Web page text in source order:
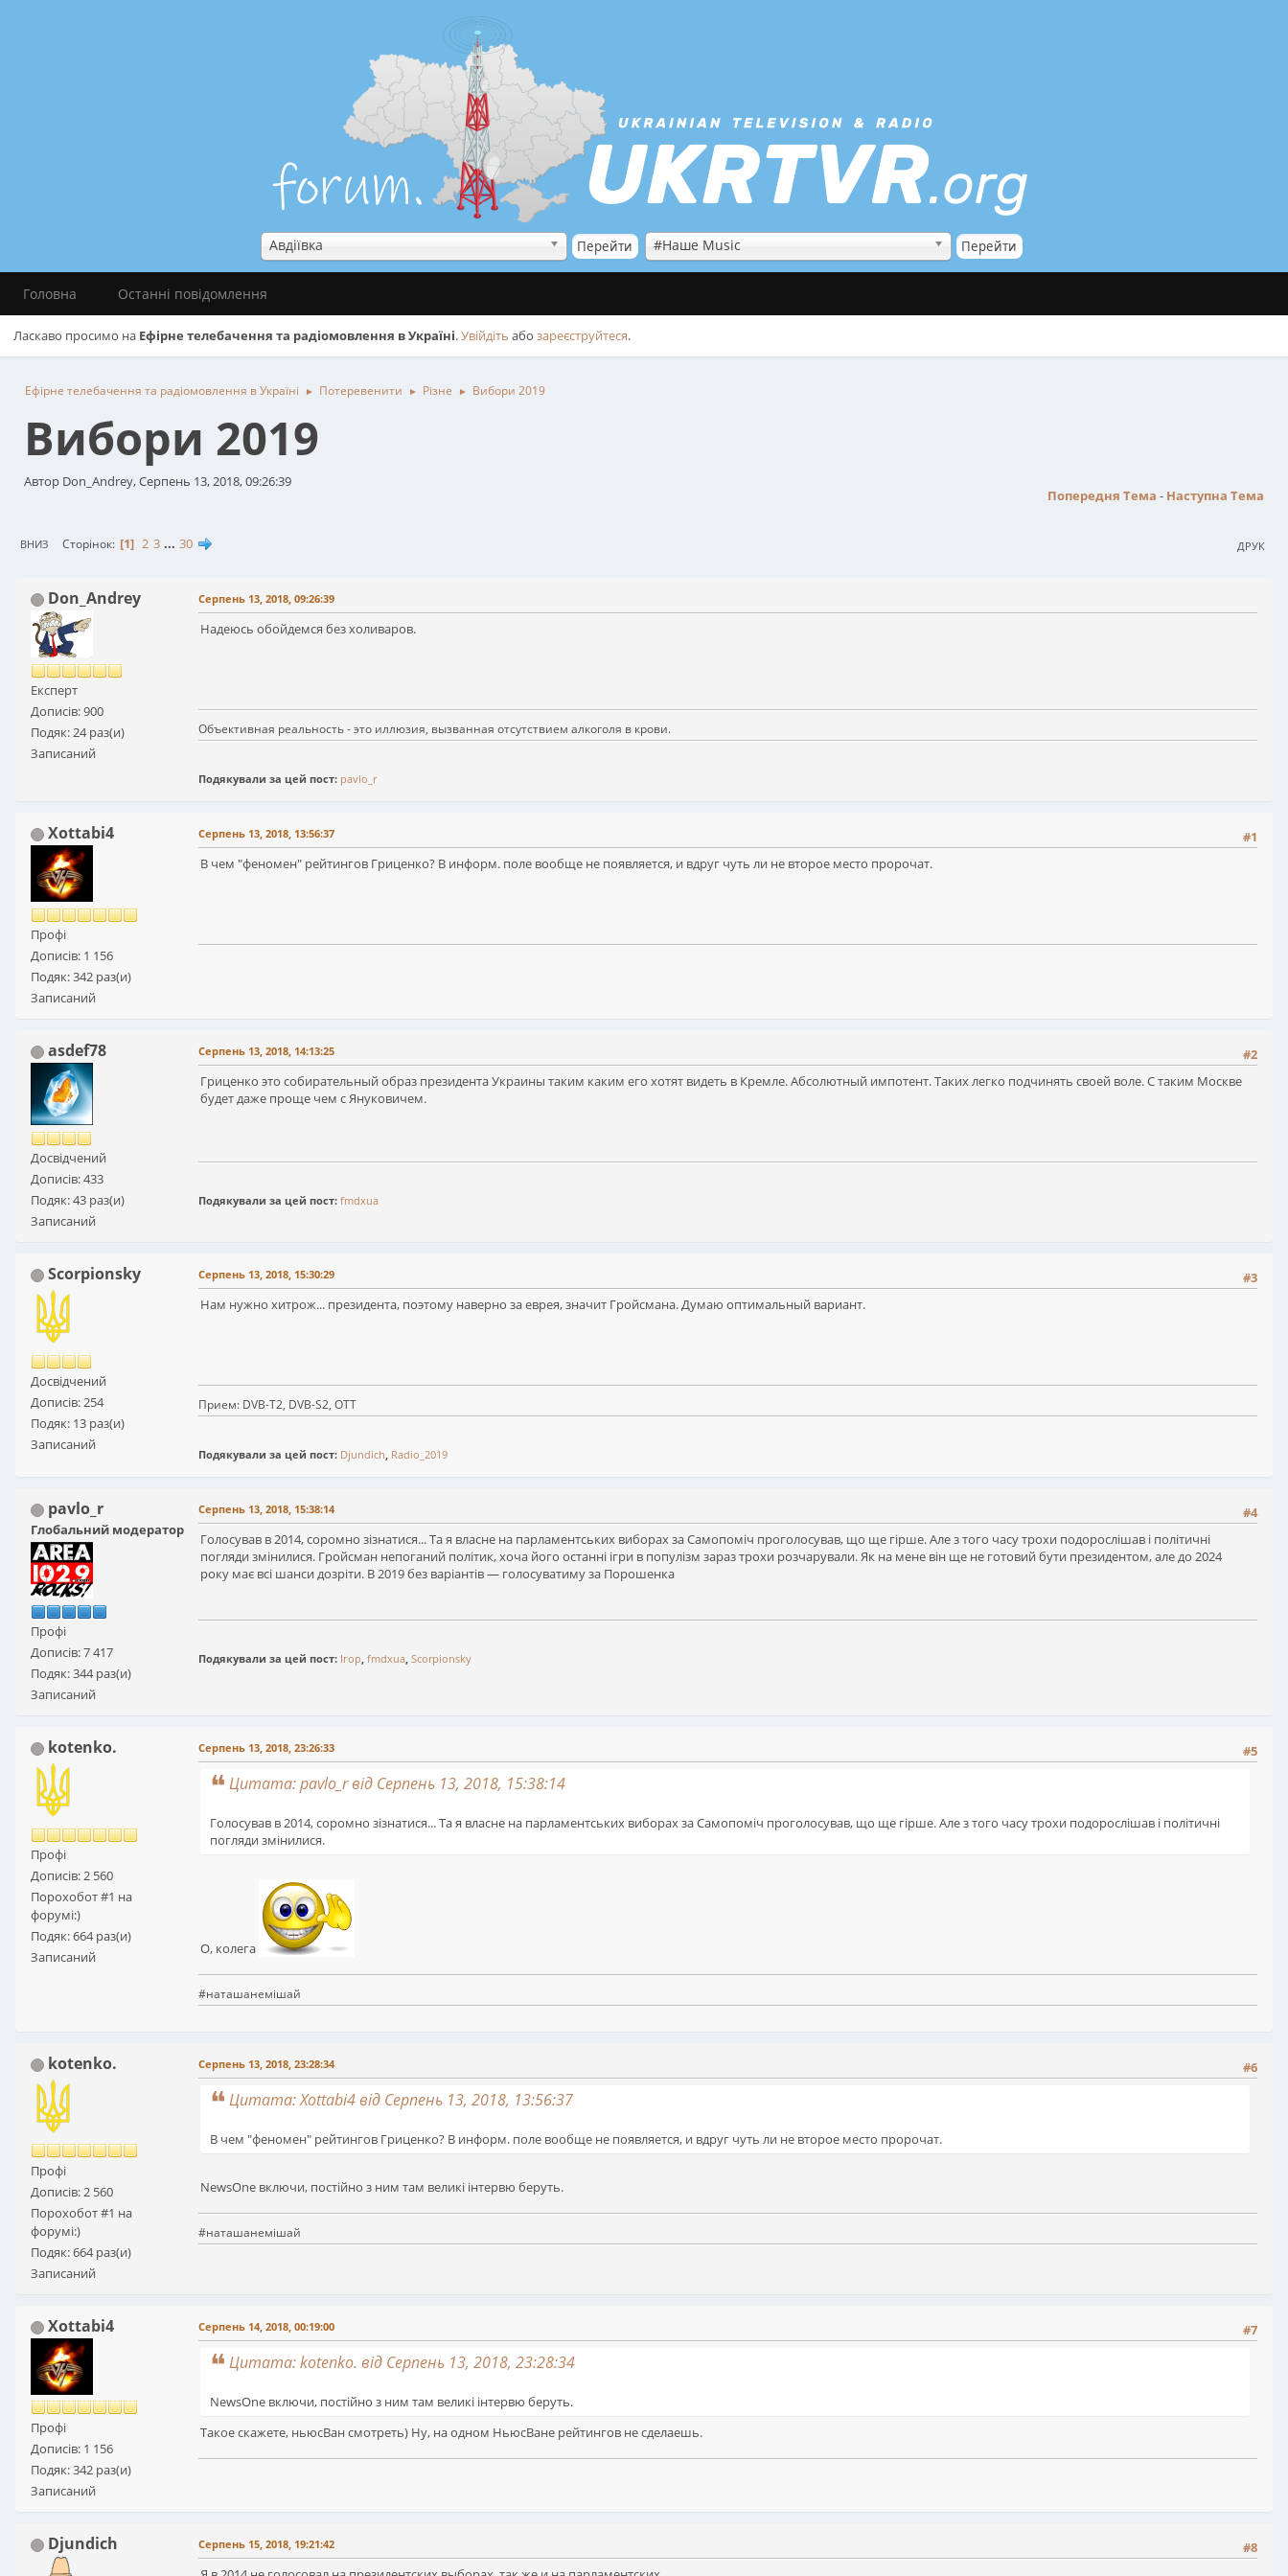
Авдіївка #Наше Music
Головна Останні повідомлення
Ласкаво просимо на Ефірне телебачення та радіомовлення в Україні.Увійдіть або зареєструйтеся.
Ефірне телебачення та радіомовлення в Україні ► Потеревенити ► Різне ► Вибори 2019
Вибори 2019
Автор Don_Andrey, Серпень 13, 2018, 09:26:39
Попередня Тема - Наступна Тема
ДРУК
ВНИЗ Сторінок 1 2 3 ... 30
Don_Andrey
Експерт
Дописів: 900
Подяк: 24 раз(и)
Записаний
Серпень 13, 2018, 09:26:39
Надеюсь обойдемся без холиваров.
Объективная реальность - это иллюзия, вызванная отсутствием алкоголя в крови.
Подякували за цей пост: pavlo_r
Xottabi4
Профі
Дописів: 1 156
Подяк: 342 раз(и)
Записаний
#1
Серпень 13, 2018, 13:56:37
В чем "феномен" рейтингов Гриценко? В информ. поле вообще не появляется, и вдруг чуть ли не второе место пророчат.
asdef78
Досвідчений
Дописів: 433
Подяк: 43 раз(и)
Записаний
#2
Серпень 13, 2018, 14:13:25
Гриценко это собирательный образ президента Украины таким каким его хотят видеть в Кремле. Абсолютный импотент. Таких легко подчинять своей воле. С таким Москве
будет даже проще чем с Януковичем.
Подякували за цей пост: fmdxua
Scorpionsky
Досвідчений
Дописів: 254
Подяк: 13 раз(и)
Записаний
#3
Серпень 13, 2018, 15:30:29
Нам нужно хитрож... президента, поэтому наверно за еврея, значит Гройсмана. Думаю оптимальный вариант.
Прием: DVB-T2, DVB-S2, OTT
Подякували за цей пост: Djundich, Radio_2019
pavlo_r
Глобальний модератор
Профі
Дописів: 7 417
Подяк: 344 раз(и)
Записаний
#4
Серпень 13, 2018, 15:38:14
Голосував в 2014, соромно зізнатися... Та я власне на парламентських виборах за Самопоміч проголосував, що ще гірше. Але з того часу трохи подорослішав і політичні
погляди змінилися. Гройсман непоганий політик, хоча його останні ігри в популізм зараз трохи розчарували. Як на мене він ще не готовий бути президентом, але до 2024
року має всі шанси дозріти. В 2019 без варіантів — голосуватиму за Порошенка
Подякували за цей пост: Ігор, fmdxua, Scorpionsky
kotenko.
Профі
Дописів: 2 560
Порохобот #1 на
форумі:)
Подяк: 664 раз(и)
Записаний
#5
Серпень 13, 2018, 23:26:33
Цитата: pavlo_r від Серпень 13, 2018, 15:38:14
Голосував в 2014, соромно зізнатися... Та я власне на парламентських виборах за Самопоміч проголосував, що ще гірше. Але з того часу трохи подорослішав і політичні
погляди змінилися.
О, колега
#наташанемішай
kotenko.
Профі
Дописів: 2 560
Порохобот #1 на
форумі:)
Подяк: 664 раз(и)
Записаний
#6
Серпень 13, 2018, 23:28:34
Цитата: Xottabi4 від Серпень 13, 2018, 13:56:37
В чем "феномен" рейтингов Гриценко? В информ. поле вообще не появляется, и вдруг чуть ли не второе место пророчат.
NewsOne включи, постійно з ним там великі інтервю беруть.
#наташанемішай
Xottabi4
Профі
Дописів: 1 156
Подяк: 342 раз(и)
Записаний
#7
Серпень 14, 2018, 00:19:00
Цитата: kotenko. від Серпень 13, 2018, 23:28:34
NewsOne включи, постійно з ним там великі інтервю беруть.
Такое скажете, ньюсВан смотреть) Ну, на одном НьюсВане рейтингов не сделаешь.
Djundich #8
Серпень 15, 2018, 19:21:42